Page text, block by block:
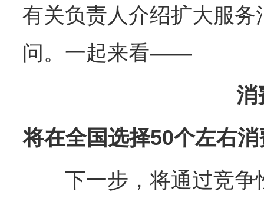
有关负责人介绍扩大服
问。一起来看——
消
将在全国选择50个左右
下一步，将通过竞争